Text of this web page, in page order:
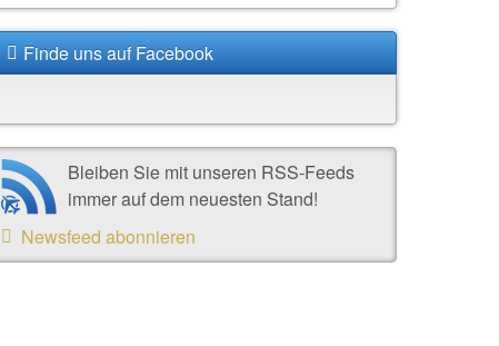
Finde uns auf Facebook
Bleiben Sie mit unseren RSS-Feeds
immer auf dem neuesten Stand!
Newsfeed abonnieren